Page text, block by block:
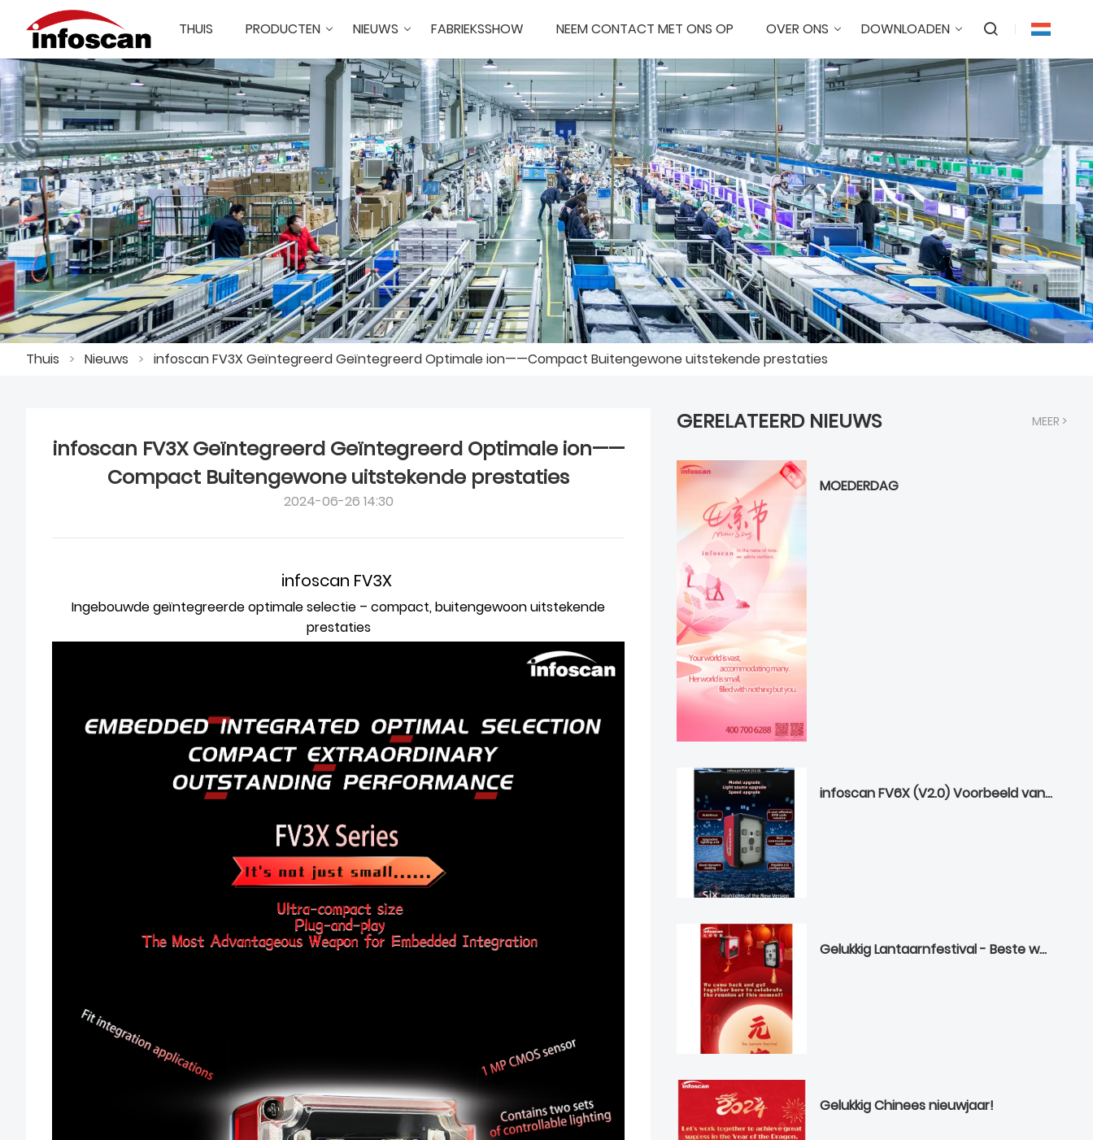
THUIS PRODUCTEN NIEUWS FABRIEKSSHOW NEEM CONTACT MET ONS OP OVER ONS DOWNLOADEN
Thuis > Nieuws > infoscan FV3X Geïntegreerd Geïntegreerd Optimale ion——Compact Buitengewone uitstekende prestaties
infoscan FV3X Geïntegreerd Geïntegreerd Optimale ion——
Compact Buitengewone uitstekende prestaties
2024-06-26 14:30
infoscan FV3X
Ingebouwde geïntegreerde optimale selectie – compact, buitengewoon uitstekende
prestaties
GERELATEERD NIEUWS MEER >
MOEDERDAG
infoscan FV6X (V2.0) Voorbeeld van productrelease
Gelukkig Lantaarnfestival - Beste wensen van Bilin Intelligece
Gelukkig Chinees nieuwjaar!